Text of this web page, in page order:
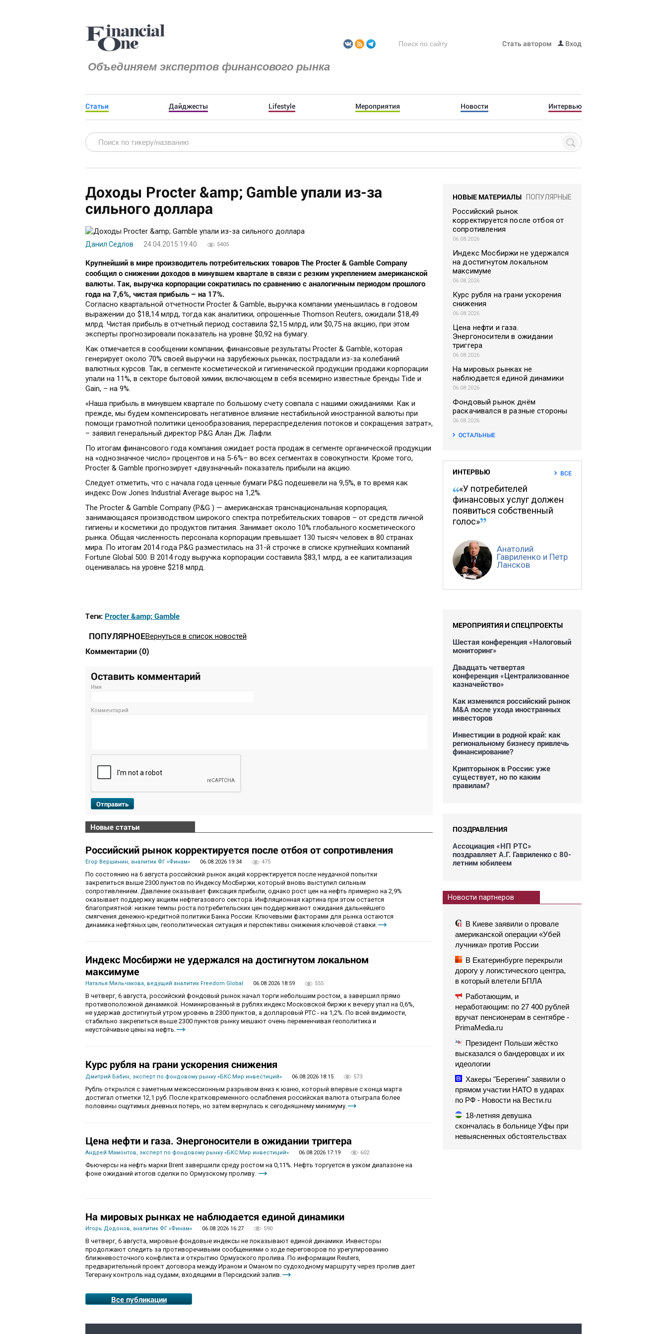
Объединяем экспертов финансового рынка
Стать автором Вход
Статьи Дайджесты Lifestyle Мероприятия Новости Интервью
Доходы Procter &amp; Gamble упали из-за
сильного доллара
Данил Седлов 24.04.2015 19:40 5405
Крупнейший в мире производитель потребительских товаров The Procter & Gamble Company
сообщил о снижении доходов в минувшем квартале в связи с резким укреплением американской
валюты. Так, выручка корпорации сократилась по сравнению с аналогичным периодом прошлого
года на 7,6%, чистая прибыль – на 17%.
Согласно квартальной отчетности Procter & Gamble, выручка компании уменьшилась в годовом
выражении до $18,14 млрд, тогда как аналитики, опрошенные Thomson Reuters, ожидали $18,49
млрд. Чистая прибыль в отчетный период составила $2,15 млрд, или $0,75 на акцию, при этом
эксперты прогнозировали показатель на уровне $0,92 на бумагу.
Как отмечается в сообщении компании, финансовые результаты Procter & Gamble, которая
генерирует около 70% своей выручки на зарубежных рынках, пострадали из-за колебаний
валютных курсов. Так, в сегменте косметической и гигиенической продукции продажи корпорации
упали на 11%, в секторе бытовой химии, включающем в себя всемирно известные бренды Tide и
Gain, – на 9%.
«Наша прибыль в минувшем квартале по большому счету совпала с нашими ожиданиями. Как и
прежде, мы будем компенсировать негативное влияние нестабильной иностранной валюты при
помощи грамотной политики ценообразования, перераспределения потоков и сокращения затрат»,
– заявил генеральный директор P&G Алан Дж. Лафли.
По итогам финансового года компания ожидает роста продаж в сегменте органической продукции
на «однозначное число» процентов и на 5-6%– во всех сегментах в совокупности. Кроме того,
Procter & Gamble прогнозирует «двузначный» показатель прибыли на акцию.
Следует отметить, что с начала года ценные бумаги P&G подешевели на 9,5%, в то время как
индекс Dow Jones Industrial Average вырос на 1,2%.
The Procter & Gamble Company (P&G ) — американская транснациональная корпорация,
занимающаяся производством широкого спектра потребительских товаров – от средств личной
гигиены и косметики до продуктов питания. Занимает около 10% глобального косметического
рынка. Общая численность персонала корпорации превышает 130 тысяч человек в 80 странах
мира. По итогам 2014 года P&G разместилась на 31-й строчке в списке крупнейших компаний
Fortune Global 500. В 2014 году выручка корпорации составила $83,1 млрд, а ее капитализация
оценивалась на уровне $218 млрд.
Теги: Procter &amp; Gamble
ПОПУЛЯРНОЕВернуться в список новостей
Комментарии (0)
Оставить комментарий
Имя
Комментарий
Отправить
Новые статьи
Российский рынок корректируется после отбоя от сопротивления
Егор Вершинин, аналитик ФГ «Финам» 06.08.2026 19:34 475
По состоянию на 6 августа российский рынок акций корректируется после неудачной попытки
закрепиться выше 2300 пунктов по Индексу МосБиржи, который вновь выступил сильным
сопротивлением. Давление оказывает фиксация прибыли, однако рост цен на нефть примерно на 2,9%
оказывает поддержку акциям нефтегазового сектора. Инфляционная картина при этом остается
благоприятной: низкие темпы роста потребительских цен поддерживают ожидания дальнейшего
смягчения денежно-кредитной политики Банка России. Ключевыми факторами для рынка остаются
динамика нефтяных цен, геополитическая ситуация и перспективы снижения ключевой ставки.
Индекс Мосбиржи не удержался на достигнутом локальном
максимуме
Наталья Мильчакова, ведущий аналитик Freedom Global 06.08.2026 18:59 555
В четверг, 6 августа, российский фондовый рынок начал торги небольшим ростом, а завершил прямо
противоположной динамикой. Номинированный в рублях индекс Московской биржи к вечеру упал на 0,6%,
не удержав достигнутый утром уровень в 2300 пунктов, а долларовый РТС - на 1,2%. По всей видимости,
стабильно закрепиться выше 2300 пунктов рынку мешают очень переменчивая геополитика и
неустойчивые цены на нефть.
Курс рубля на грани ускорения снижения
Дмитрий Бабин, эксперт по фондовому рынку «БКС Мир инвестиций» 06.08.2026 18:15 573
Рубль открылся с заметным межсессионным разрывом вниз к юаню, который впервые с конца марта
достигал отметки 12,1 руб. После кратковременного ослабления российская валюта отыграла более
половины ощутимых дневных потерь, но затем вернулась к сегодняшнему минимуму.
Цена нефти и газа. Энергоносители в ожидании триггера
Андрей Мамонтов, эксперт по фондовому рынку «БКС Мир инвестиций» 06.08.2026 17:19 602
Фьючерсы на нефть марки Brent завершили среду ростом на 0,11%. Нефть торгуется в узком диапазоне на
фоне ожиданий итогов сделки по Ормузскому проливу.
На мировых рынках не наблюдается единой динамики
Игорь Додонов, аналитик ФГ «Финам» 06.08.2026 16:27 590
В четверг, 6 августа, мировые фондовые индексы не показывают единой динамики. Инвесторы
продолжают следить за противоречивыми сообщениями о ходе переговоров по урегулированию
ближневосточного конфликта и открытию Ормузского пролива. По информации Reuters,
предварительный проект договора между Ираном и Оманом по судоходному маршруту через пролив дает
Тегерану контроль над судами, входящими в Персидский залив.
Все публикации
НОВЫЕ МАТЕРИАЛЫ ПОПУЛЯРНЫЕ
Российский рынок
корректируется после отбоя от
сопротивления
06.08.2026
Индекс Мосбиржи не удержался
на достигнутом локальном
максимуме
06.08.2026
Курс рубля на грани ускорения
снижения
06.08.2026
Цена нефти и газа.
Энергоносители в ожидании
триггера
06.08.2026
На мировых рынках не
наблюдается единой динамики
06.08.2026
Фондовый рынок днём
раскачивался в разные стороны
06.08.2026
ОСТАЛЬНЫЕ
ИНТЕРВЬЮ ВСЕ
«У потребителей
финансовых услуг должен
появиться собственный
голос»
Анатолий
Гавриленко и Петр
Лансков
МЕРОПРИЯТИЯ И СПЕЦПРОЕКТЫ
Шестая конференция «Налоговый
мониторинг»
Двадцать четвертая
конференция «Централизованное
казначейство»
Как изменился российский рынок
M&A после ухода иностранных
инвесторов
Инвестиции в родной край: как
региональному бизнесу привлечь
финансирование?
Крипторынок в России: уже
существует, но по каким
правилам?
ПОЗДРАВЛЕНИЯ
Ассоциация «НП РТС»
поздравляет А.Г. Гавриленко с 80-
летним юбилеем
Новости партнеров
В Киеве заявили о провале
американской операции «Убей
лучника» против России
В Екатеринбурге перекрыли
дорогу у логистического центра,
в который влетели БПЛА
Работающим, и
неработающим: по 27 400 рублей
вручат пенсионерам в сентябре -
PrimaMedia.ru
Президент Польши жёстко
высказался о бандеровцах и их
идеологии
Хакеры "Берегини" заявили о
прямом участии НАТО в ударах
по РФ - Новости на Вести.ru
18-летняя девушка
скончалась в больнице Уфы при
невыясненных обстоятельствах